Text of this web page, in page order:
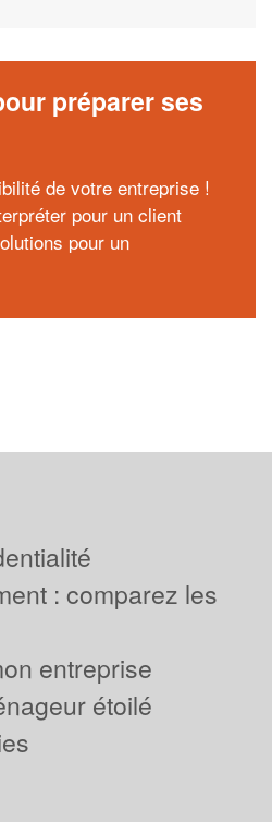
préparer ses
de votre entreprise !
pour un client
pour un
: comparez les
entreprise
étoilé